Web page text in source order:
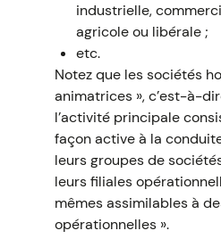
industrielle,
agricole ou libérale ;
etc.
Notez que les sociétés
animatrices », c’est-à-
l’activité principale
façon active à la
leurs groupes de
leurs filiales
mêmes assimilables à
opérationnelles ».